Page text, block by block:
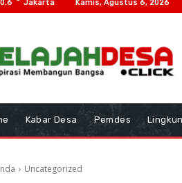
Jakarta Kamis, Agustus 6, 2026
Kabar Desa Pemdes
Uncategorized